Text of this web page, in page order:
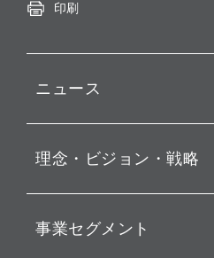
印刷
ニュース
お知らせ
動画配信
理念・ビジョン・戦略
経営理念
事業セグメント